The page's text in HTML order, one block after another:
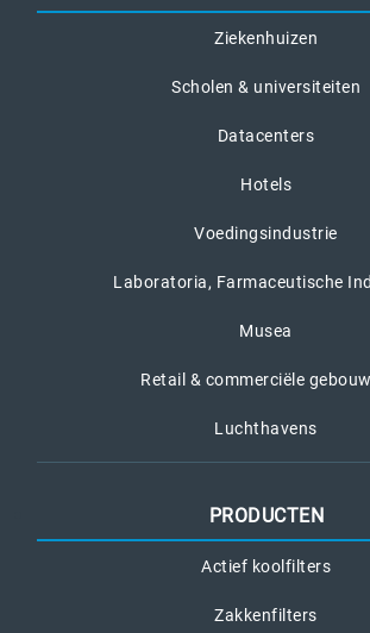
Ziekenhuizen
Scholen & universiteiten
Datacenters
Hotels
Voedingsindustrie
Laboratoria, Farmaceutische
Musea
Retail & commerciële
Luchthavens
PRODUCTEN
Actief koolfilters
Zakkenfilters